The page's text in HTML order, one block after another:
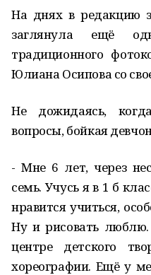
На днях в редакцию
заглянула ещё
традиционного
Юлиана Осипова со
Не дожидаясь,
вопросы, бойкая
- Мне 6 лет, через
семь. Учусь я в 1 б
нравится учиться,
Ну и рисовать
центре детского
хореографии. Ещё у